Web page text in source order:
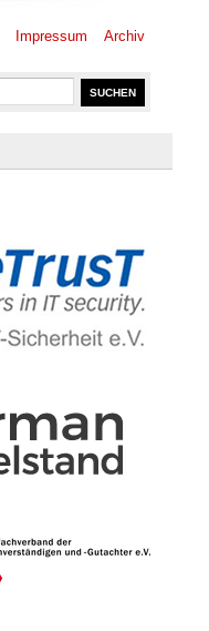
Impressum Archiv